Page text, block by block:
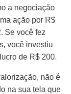
a negociação
ação por R$
Se você fez
você investiu
de R$ 200.
não é
na sua tela que